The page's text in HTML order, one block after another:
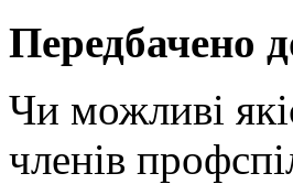
Передбачено
Чи можливі
членів